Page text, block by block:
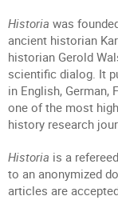
Historia was
ancient historian
historian Gerold
scientific dialog. It
in English, German,
one of the most
history research
Historia is a
to an anonymized
articles are